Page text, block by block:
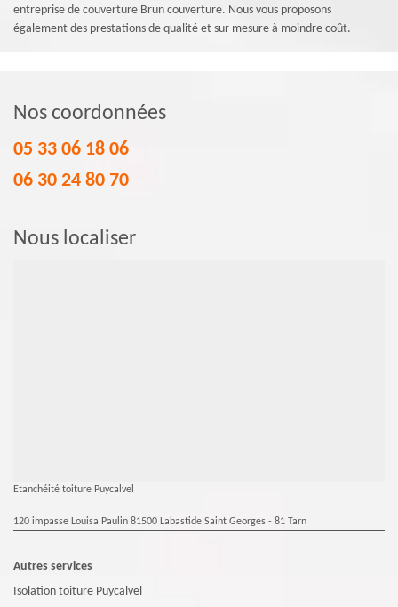
entreprise de couverture Brun couverture. Nous vous proposons
également des prestations de qualité et sur mesure à moindre coût.
Nos coordonnées
05 33 06 18 06
06 30 24 80 70
Nous localiser
Etanchéité toiture Puycalvel
120 impasse Louisa Paulin 81500 Labastide Saint Georges - 81 Tarn
Autres services
Isolation toiture Puycalvel